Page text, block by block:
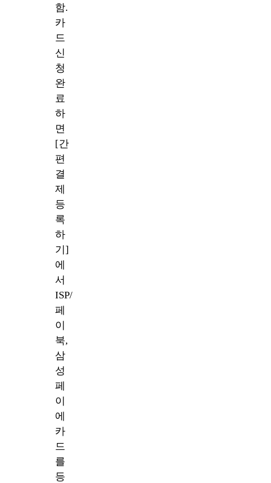
함.
카
드
신
청
완
료
하
면
[간
편
결
제
등
록
하
기]
에
서
ISP/
페
이
북,
삼
성
페
이
에
카
드
를
등